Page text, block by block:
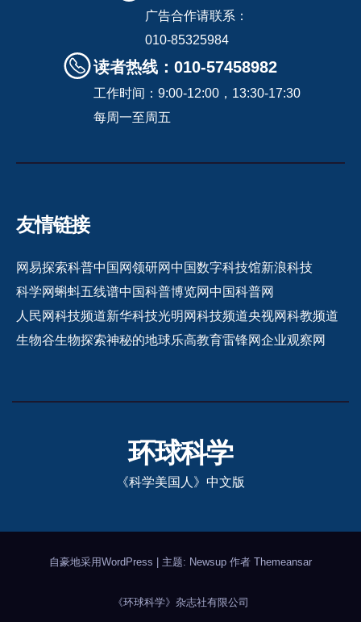
广告合作请联系：
010-85325984
读者热线：010-57458982
工作时间：9:00-12:00，13:30-17:30
每周一至周五
友情链接
网易探索科普中国网领研网中国数字科技馆新浪科技
科学网蝌蚪五线谱中国科普博览网中国科普网
人民网科技频道新华科技光明网科技频道央视网科教频道
生物谷生物探索神秘的地球乐高教育雷锋网企业观察网
环球科学
《科学美国人》中文版
自豪地采用WordPress | 主题: Newsup 作者 Themeansar
《环球科学》杂志社有限公司